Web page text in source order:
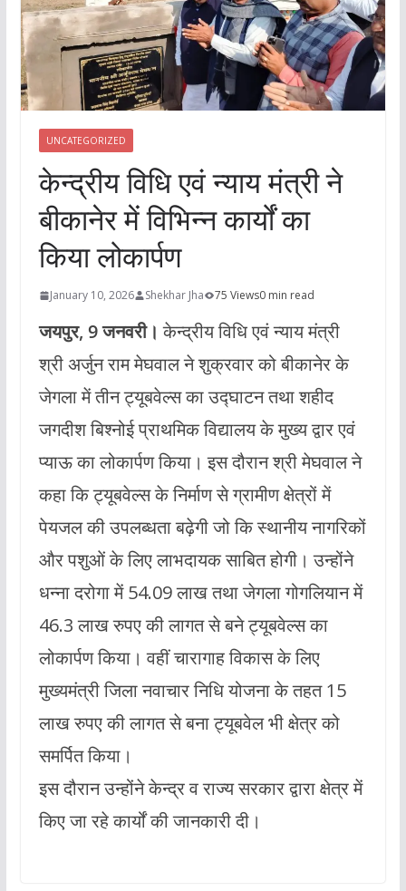
UNCATEGORIZED
केन्द्रीय विधि एवं न्याय मंत्री ने
बीकानेर में विभिन्न कार्यों का
किया लोकार्पण
January 10, 2026 Shekhar Jha 75 Views0 min read
जयपुर, 9 जनवरी।केन्द्रीय विधि एवं न्याय मंत्री
श्री अर्जुन राम मेघवाल ने शुक्रवार को बीकानेर के
जेगला में तीन ट्यूबवेल्स का उद्घाटन तथा शहीद
जगदीश बिश्नोई प्राथमिक विद्यालय के मुख्य द्वार एवं
प्याऊ का लोकार्पण किया। इस दौरान श्री मेघवाल ने
कहा कि ट्यूबवेल्स के निर्माण से ग्रामीण क्षेत्रों में
पेयजल की उपलब्धता बढ़ेगी जो कि स्थानीय नागरिकों
और पशुओं के लिए लाभदायक साबित होगी। उन्होंने
धन्ना दरोगा में 54.09 लाख तथा जेगला गोगलियान में
46.3 लाख रुपए की लागत से बने ट्यूबवेल्स का
लोकार्पण किया। वहीं चारागाह विकास के लिए
मुख्यमंत्री जिला नवाचार निधि योजना के तहत 15
लाख रुपए की लागत से बना ट्यूबवेल भी क्षेत्र को
समर्पित किया।
इस दौरान उन्होंने केन्द्र व राज्य सरकार द्वारा क्षेत्र में
किए जा रहे कार्यों की जानकारी दी।